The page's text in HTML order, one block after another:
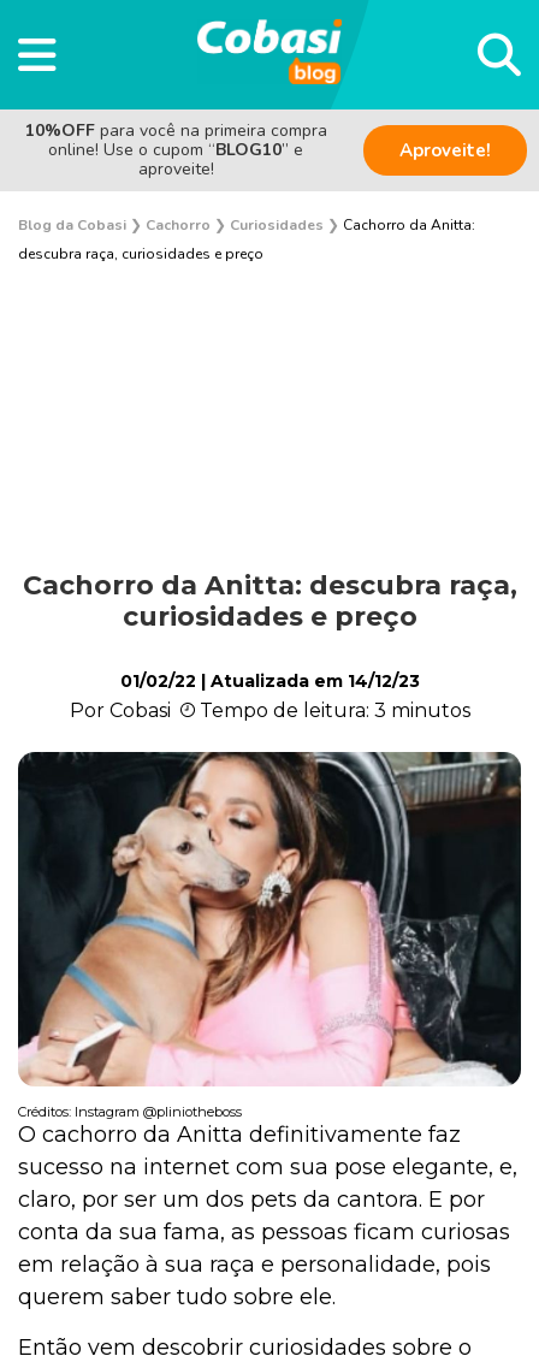
10%OFF para você na primeira compra
online! Use o cupom “BLOG10” e
aproveite!
Aproveite!
Blog da Cobasi ❯ Cachorro ❯ Curiosidades ❯ Cachorro da Anitta:
descubra raça, curiosidades e preço
Alimentação
Curiosidades
Filhotes
Higiene
Saúde
Cachorro da Anitta: descubra raça,
curiosidades e preço
01/02/22 | Atualizada em 14/12/23
Por Cobasi Tempo de leitura: 3 minutos
Créditos: Instagram @pliniotheboss
O cachorro da Anitta definitivamente faz
sucesso na internet com sua pose elegante, e,
claro, por ser um dos pets da cantora. E por
conta da sua fama, as pessoas ficam curiosas
em relação à sua raça e personalidade, pois
querem saber tudo sobre ele.
Então vem descobrir curiosidades sobre o